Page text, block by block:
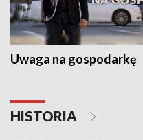
Uwaga na gospodarkę
HISTORIA